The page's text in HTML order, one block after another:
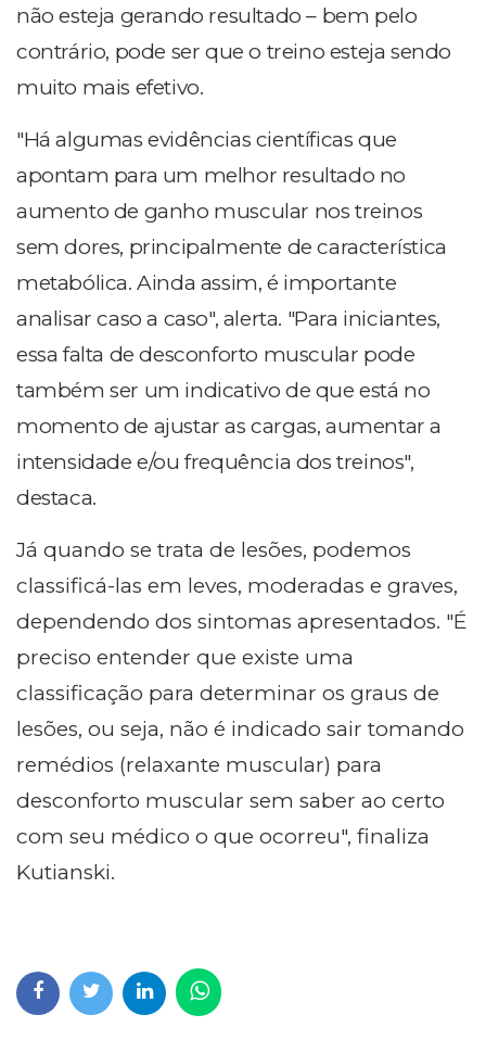
não esteja gerando resultado – bem pelo
contrário, pode ser que o treino esteja sendo
muito mais efetivo.
"Há algumas evidências científicas que
apontam para um melhor resultado no
aumento de ganho muscular nos treinos
sem dores, principalmente de característica
metabólica. Ainda assim, é importante
analisar caso a caso", alerta. "Para iniciantes,
essa falta de desconforto muscular pode
também ser um indicativo de que está no
momento de ajustar as cargas, aumentar a
intensidade e/ou frequência dos treinos",
destaca.
Já quando se trata de lesões, podemos
classificá-las em leves, moderadas e graves,
dependendo dos sintomas apresentados. "É
preciso entender que existe uma
classificação para determinar os graus de
lesões, ou seja, não é indicado sair tomando
remédios (relaxante muscular) para
desconforto muscular sem saber ao certo
com seu médico o que ocorreu", finaliza
Kutianski.